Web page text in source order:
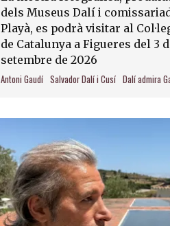
dels Museus Dalí i
Playà, es podrà visitar al
de Catalunya a Figueres del 3
setembre de 2026
Antoni Gaudí Salvador Dalí i Cusí Dalí admira